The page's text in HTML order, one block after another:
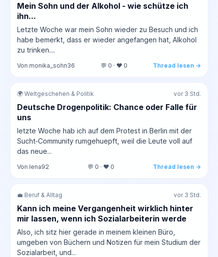
Mein Sohn und der Alkohol - wie schütze ich
ihn...
Letzte Woche war mein Sohn wieder zu Besuch und ich
habe bemerkt, dass er wieder angefangen hat, Alkohol
zu trinken....
Von monika_sohn36 💬 0 · ❤️ 0 Thread lesen →
🌍 Weltgeschehen & Politik vor 3 Std.
Deutsche Drogenpolitik: Chance oder Falle für
uns
letzte Woche hab ich auf dem Protest in Berlin mit der
Sucht‑Community rumgehuepft, weil die Leute voll auf
das neue...
Von lena92 💬 0 · ❤️ 0 Thread lesen →
💼 Beruf & Alltag vor 3 Std.
Kann ich meine Vergangenheit wirklich hinter
mir lassen, wenn ich Sozialarbeiterin werde
Also, ich sitz hier gerade in meinem kleinen Büro,
umgeben von Büchern und Notizen für mein Studium der
Sozialarbeit, und...